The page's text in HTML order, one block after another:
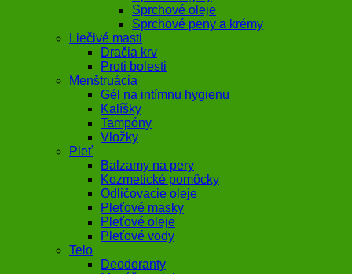
Sprchové oleje
Sprchové peny a krémy
Liečivé masti
Dračia krv
Proti bolesti
Menštruácia
Gél na intímnu hygienu
Kalíšky
Tampóny
Vložky
Pleť
Balzamy na pery
Kozmetické pomôcky
Odličovacie oleje
Pleťové masky
Pleťové oleje
Pleťové vody
Telo
Deodoranty